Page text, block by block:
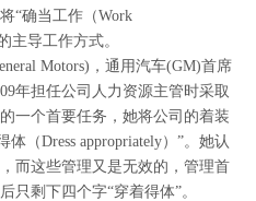
“确当工作（Work
主导工作方式。
Motors)，通用汽车(GM)首席
年担任公司人力资源主管时采取
一个首要任务，她将公司的着装
（Dress appropriately）”。她认
而这些管理又是无效的，管理首
只剩下四个字“穿着得体”。